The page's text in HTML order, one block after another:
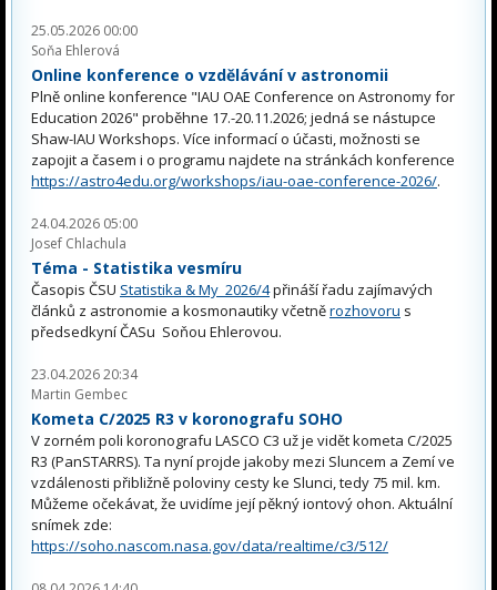
25.05.2026 00:00
Soňa Ehlerová
Online konference o vzdělávání v astronomii
Plně online konference "IAU OAE Conference on Astronomy for
Education 2026" proběhne 17.-20.11.2026; jedná se nástupce
Shaw-IAU Workshops. Více informací o účasti, možnosti se
zapojit a časem i o programu najdete na stránkách konference
https://astro4edu.org/workshops/iau-oae-conference-2026/.
24.04.2026 05:00
Josef Chlachula
Téma - Statistika vesmíru
Časopis ČSU Statistika & My 2026/4přináší řadu zajímavých
článků z astronomie a kosmonautiky včetněrozhovoru s
předsedkyní ČASu Soňou Ehlerovou.
23.04.2026 20:34
Martin Gembec
Kometa C/2025 R3 v koronografu SOHO
V zorném poli koronografu LASCO C3 už je vidět kometa C/2025
R3 (PanSTARRS). Ta nyní projde jakoby mezi Sluncem a Zemí ve
vzdálenosti přibližně poloviny cesty ke Slunci, tedy 75 mil. km.
Můžeme očekávat, že uvidíme její pěkný iontový ohon. Aktuální
snímek zde:
https://soho.nascom.nasa.gov/data/realtime/c3/512/